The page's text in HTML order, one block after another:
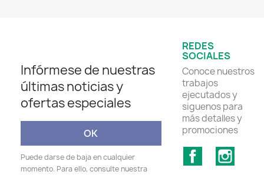
Infórmese de nuestras
últimas noticias y
ofertas especiales
Puede darse de baja en cualquier
momento. Para ello, consulte nuestra
REDES
SOCIALES
Conoce nuestros
trabajos
ejecutados y
siguenos para
más detalles y
promociones
Facebook